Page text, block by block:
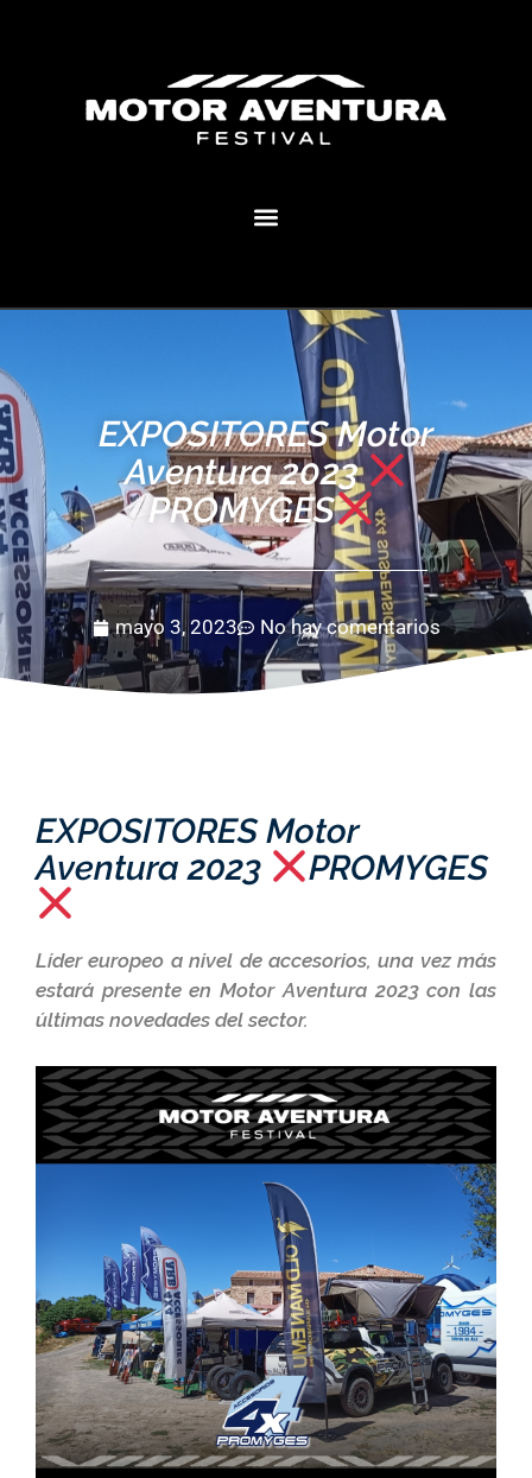
EXPOSITORES Motor
Aventura 2023
PROMYGES
mayo 3, 2023 No hay comentarios
EXPOSITORES Motor
Aventura 2023
PROMYGES
Líder europeo a nivel de accesorios, una vez más
estará presente en Motor Aventura 2023 con las
últimas novedades del sector.